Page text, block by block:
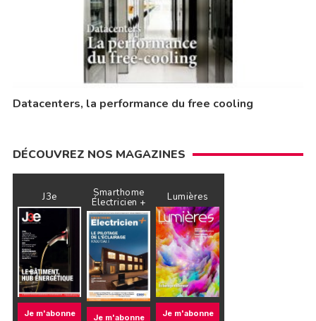
Datacenters, la performance du free cooling
DÉCOUVREZ NOS MAGAZINES
J3e
Je m'abonne
Smarthome
Électricien +
Je m'abonne
Lumières
Je m'abonne